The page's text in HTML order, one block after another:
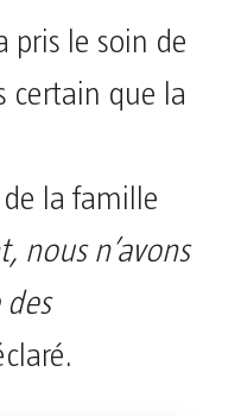
pris le soin de
certain que la
de la famille
nous n’avons